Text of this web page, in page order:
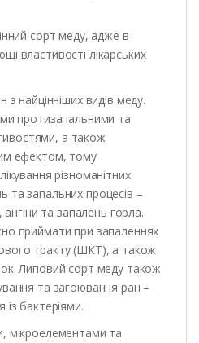
сорт меду, адже в
властивості лікарських
найцінніших видів меду.
протизапальними та
а також
ефектом, тому
різноманітних
та запальних процесів –
та запалень горла.
приймати при запаленнях
тракту (ШКТ), а також
Липовий сорт меду також
та загоювання ран –
із бактеріями.
мікроелементами та